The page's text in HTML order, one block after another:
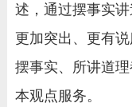
述，通过摆事实
更加突出、更有
摆事实、所讲道
本观点服务。